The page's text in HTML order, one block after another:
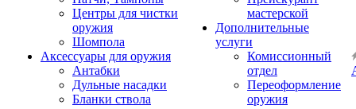
Центры для чистки
оружия
Шомпола
Аксессуары для оружия
Антабки
Дульные насадки
Бланки ствола
мастерской
Дополнительные
услуги
Комиссионный
отдел
Переоформление
оружия